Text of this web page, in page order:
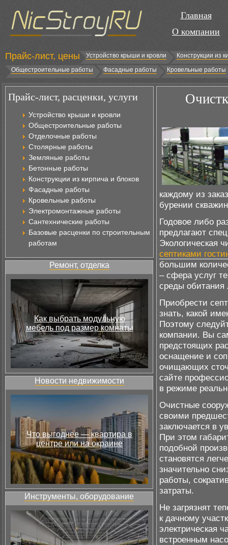
Главная
О компании
Прайс-лист, цены Устройство крыши и кровли
Конструкции из
Общестроительные работы
Фасадные работы Кровельные работы
Прайс-лист, расценки, услуги
Устройство крыши и кровли
Общестроительные работы
Отделочные работы
Столярные работы
Земляные работы
Бетонные работы
Конструкции из кирпича и блоков
Фасадные работы
Кровельные работы
Электромонтажные работы
Сантехнические работы
Базовые расценки по строительным
работам
Ремонт, отделка
Как выбрать модульную
мебель под размер комнаты
Новости недвижимости
Что выгоднее — квартира в
центре или на окраине
Инструменты, оборудование
каждому из
бурении
Годовое либо
предлагают
Экологическая
септиками
большим
– сфера услуг
среды
Приобрести
знать, какой
Поэтому
компании. Вы
предстоящих
оснащение и
очищающих
сайте
в режиме
Очистные
своими
заключается в
При этом
подобной
становятся
значительно
работы,
затраты.
Не загрязнят
к дачному
электрическая
встроенным